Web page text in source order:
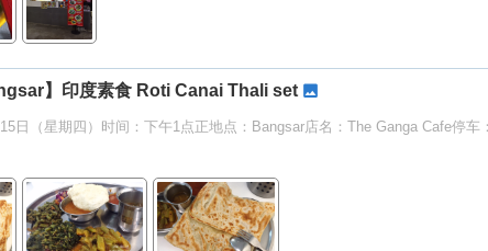
】印度素食 Roti Canai Thali set
日（星期四）时间：下午1点正地点：Bangsar店名：The Ganga Cafe停